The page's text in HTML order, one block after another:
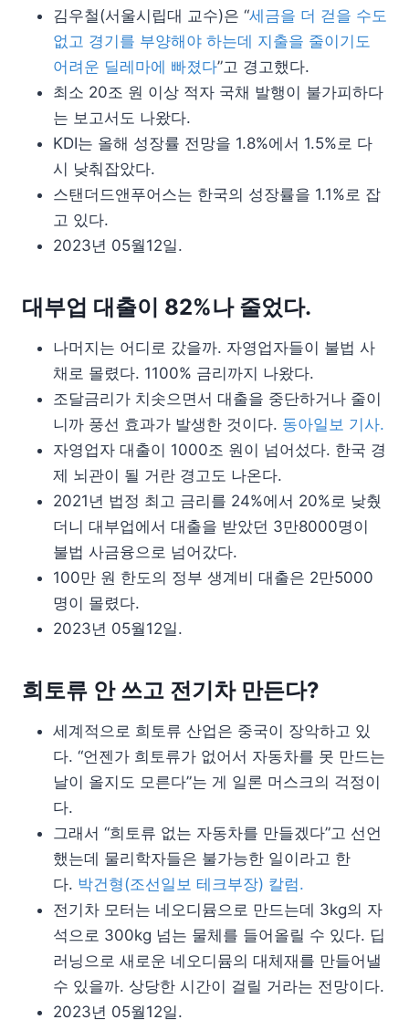
김우철(서울시립대 교수)은 “세금을 더 걷을 수도
없고 경기를 부양해야 하는데 지출을 줄이기도
어려운 딜레마에 빠졌다”고 경고했다.
최소 20조 원 이상 적자 국채 발행이 불가피하다
는 보고서도 나왔다.
KDI는 올해 성장률 전망을 1.8%에서 1.5%로 다
시 낮춰잡았다.
스탠더드앤푸어스는 한국의 성장률을 1.1%로 잡
고 있다.
2023년 05월12일.
대부업 대출이 82%나 줄었다.
나머지는 어디로 갔을까. 자영업자들이 불법 사
채로 몰렸다. 1100% 금리까지 나왔다.
조달금리가 치솟으면서 대출을 중단하거나 줄이
니까 풍선 효과가 발생한 것이다. 동아일보 기사.
자영업자 대출이 1000조 원이 넘어섰다. 한국 경
제 뇌관이 될 거란 경고도 나온다.
2021년 법정 최고 금리를 24%에서 20%로 낮췄
더니 대부업에서 대출을 받았던 3만8000명이
불법 사금융으로 넘어갔다.
100만 원 한도의 정부 생계비 대출은 2만5000
명이 몰렸다.
2023년 05월12일.
희토류 안 쓰고 전기차 만든다?
세계적으로 희토류 산업은 중국이 장악하고 있
다. “언젠가 희토류가 없어서 자동차를 못 만드는
날이 올지도 모른다”는 게 일론 머스크의 걱정이
다.
그래서 “희토류 없는 자동차를 만들겠다”고 선언
했는데 물리학자들은 불가능한 일이라고 한
다. 박건형(조선일보 테크부장) 칼럼.
전기차 모터는 네오디뮴으로 만드는데 3kg의 자
석으로 300kg 넘는 물체를 들어올릴 수 있다. 딥
러닝으로 새로운 네오디뮴의 대체재를 만들어낼
수 있을까. 상당한 시간이 걸릴 거라는 전망이다.
2023년 05월12일.